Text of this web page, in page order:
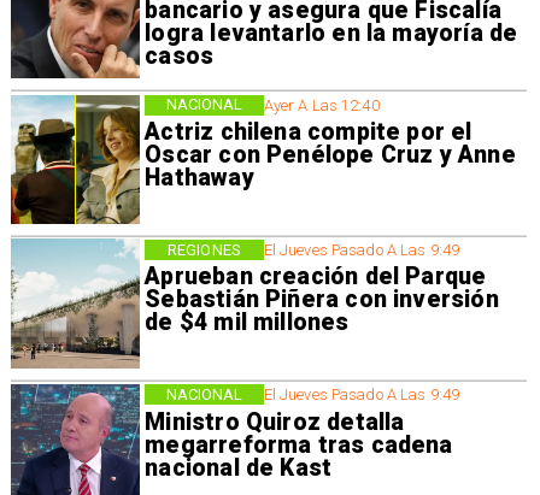
bancario y asegura que Fiscalía
logra levantarlo en la mayoría de
casos
Ayer A Las 12:40
Actriz chilena compite por el
Oscar con Penélope Cruz y Anne
Hathaway
NACIONAL
El Jueves Pasado A Las 9:49
Aprueban creación del Parque
Sebastián Piñera con inversión
de $4 mil millones
REGIONES
El Jueves Pasado A Las 9:49
Ministro Quiroz detalla
megarreforma tras cadena
nacional de Kast
NACIONAL